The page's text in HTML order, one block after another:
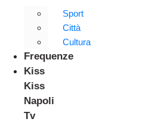
Sport
Città
Cultura
Frequenze
Kiss
Kiss
Napoli
Tv